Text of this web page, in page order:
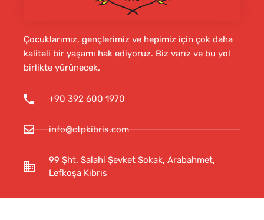
Çocuklarımız, gençlerimiz ve hepimiz için çok daha
kaliteli bir yaşamı hak ediyoruz. Biz varız ve bu yol
birlikte yürünecek.
+90 392 600 1970
info@ctpkibris.com
99 Şht. Salahi Şevket Sokak, Arabahmet,
Lefkoşa Kıbrıs